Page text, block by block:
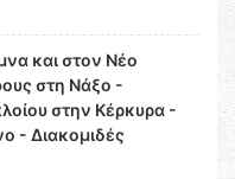
και στον Νέο
στη Νάξο -
στην Κέρκυρα -
- Διακομιδές